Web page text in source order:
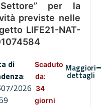
per la
previste nelle
LIFE21-NAT-
di
:
2026
Scaduto
da:
34
giorni
Maggiori
dettagli